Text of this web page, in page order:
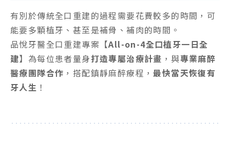
有別於傳統全口重建的過程需要花費較多的時間，可
能要多顆植牙、甚至是補骨、補肉的時間。
品悅牙醫全口重建專案【All-on-4全口植牙一日全
建】為每位患者量身打造專屬治療計畫 ，與專業麻醉
醫療團隊合作 ，搭配鎮靜麻醉療程，最快當天恢復有
牙人生 ！